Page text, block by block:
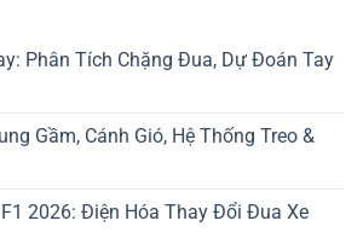
Phân Tích Chặng Đua, Dự Đoán Tay
Gầm, Cánh Gió, Hệ Thống Treo &
2026: Điện Hóa Thay Đổi Đua Xe